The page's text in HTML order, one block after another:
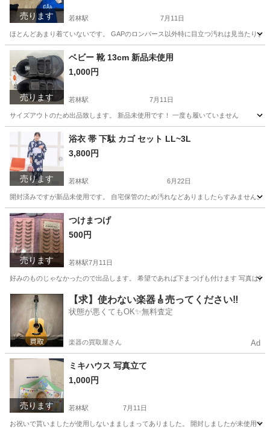
売ります 若林駅 7月11日
ほとんどあまり着ていないです。 GAPのロンパース以外特に目立つ汚れは見当たりま
愛知 豊田市 若林駅 ベビー用品 ロンパース
売ります
ベビー 靴 13cm 新品未使用
1,000円
若林駅 7月11日
サイズアウトのため出品致します。 新品未使用です！ 一度も履いていません
愛知 豊田市 若林駅 ベビー用品
売ります
浴衣 帯 下駄 カゴ セット LL~3L
3,800円
若林駅 6月22日
開封済みですが新品未使用です。 自宅保管のため汚れなどありましたらすみません
愛知 豊田市 若林駅 着物
売ります
つけまつげ
500円
若林駅7月11日
好みのものじゃなかったので出品します。 希望であれば下まつげも付けます 写真は投
愛知 豊田市 若林駅 化粧品 つけまつげ
【求】使わない楽器🎸売ってください‼️
状態が悪くてもOK✨無料査定
楽器の買取屋さん Ad
売ります
ミキハウス 写真立て
1,000円
若林駅 7月11日
お祝いで貰いましたが使用しないまましまってありました。 開封しましたが未使用で